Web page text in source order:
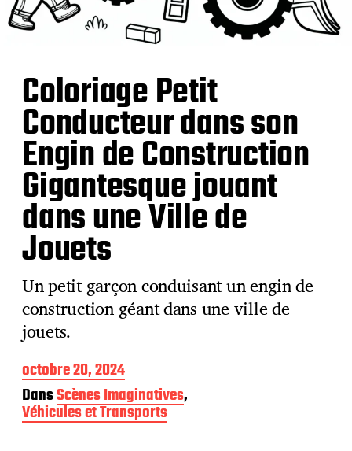
Coloriage Petit
Conducteur dans son
Engin de Construction
Gigantesque jouant
dans une Ville de
Jouets
Un petit garçon conduisant un engin de
construction géant dans une ville de
jouets.
D
a
t
e
octobre 20, 2024
DansScènes Imaginatives,
Véhicules et Transports